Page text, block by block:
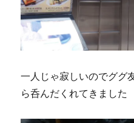
一人じゃ寂しいのでググ
ら呑んだくれてきました